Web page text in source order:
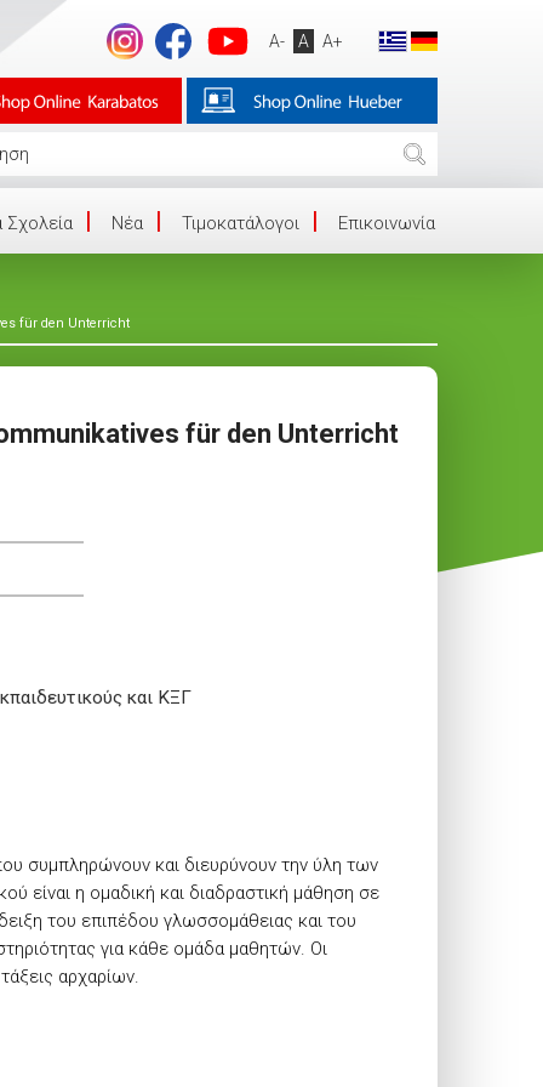
A- A A+
Σχολεία Νέα Τιμοκατάλογοι Επικοινωνία
für den Unterricht
für den Unterricht
και ΚΞΓ
συμπληρώνουν και διευρύνουν την ύλη των
είναι η ομαδική και διαδραστική μάθηση σε
του επιπέδου γλωσσομάθειας και του
για κάθε ομάδα μαθητών. Οι
αρχαρίων.